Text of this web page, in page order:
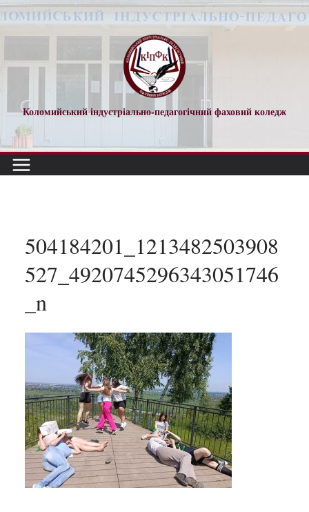
Перейти
до
Коломийський індустріально-педагогічний фаховий коледж
504184201_1213482503908
527_4920745296343051746
_n